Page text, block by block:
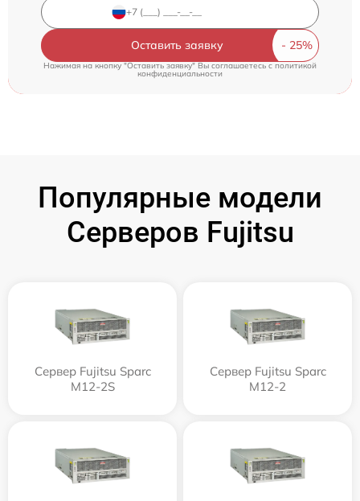
Оставить заявку
Нажимая на кнопку "Оставить заявку" Вы соглашаетесь cполитикой
конфиденциальности
Популярные модели
Серверов Fujitsu
Сервер Fujitsu Sparc
M12-2S
Сервер Fujitsu Sparc
M12-2